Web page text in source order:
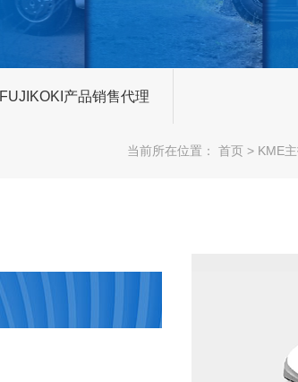
FUJIKOKI产品销售代理
当前所在位置： 首页 > KME